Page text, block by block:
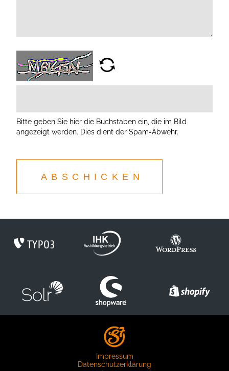
Bitte geben Sie hier die Buchstaben ein, die im Bild
angezeigt werden. Dies dient der Spam-Abwehr.
ABSCHICKEN
Impressum
Datenschutzerklärung